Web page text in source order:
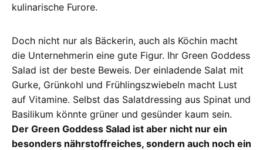
kulinarische Furore.
Doch nicht nur als Bäckerin, auch als Köchin macht
die Unternehmerin eine gute Figur. Ihr Green Goddess
Salad ist der beste Beweis. Der einladende Salat mit
Gurke, Grünkohl und Frühlingszwiebeln macht Lust
auf Vitamine. Selbst das Salatdressing aus Spinat und
Basilikum könnte grüner und gesünder kaum sein.
Der Green Goddess Salad ist aber nicht nur ein
besonders nährstoffreiches, sondern auch noch ein